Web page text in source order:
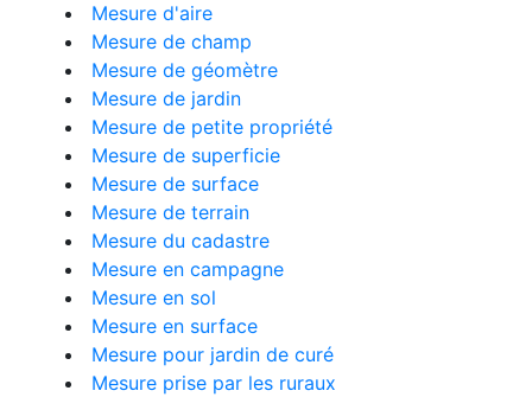
Mesure d'aire
Mesure de champ
Mesure de géomètre
Mesure de jardin
Mesure de petite propriété
Mesure de superficie
Mesure de surface
Mesure de terrain
Mesure du cadastre
Mesure en campagne
Mesure en sol
Mesure en surface
Mesure pour jardin de curé
Mesure prise par les ruraux